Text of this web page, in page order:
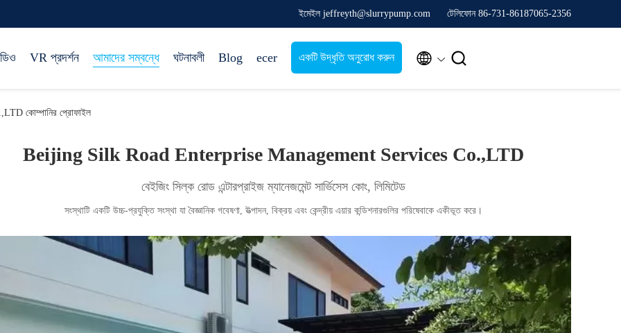
ইমেইল jeffreyth@slurrypump.com টেলিফোন 86-731-86187065-2356
VR প্রদর্শন আমাদের সম্বন্ধে ঘটনাবলী Blog ecer একটি উদ্ধৃতি অনুরোধ করুন  
কোম্পানির প্রোফাইল
Beijing Silk Road Enterprise Management Services Co.,LTD
বেইজিং সিল্ক রোড এন্টারপ্রাইজ ম্যানেজমেন্ট সার্ভিসেস কোং, লিমিটেড
সংস্থাটি একটি উচ্চ-প্রযুক্তি সংস্থা যা বৈজ্ঞানিক গবেষণা, উত্পাদন, বিক্রয় এবং কেন্দ্রীয় এয়ার কন্ডিশনারগুলির পরিষেবাকে একীভূত করে।